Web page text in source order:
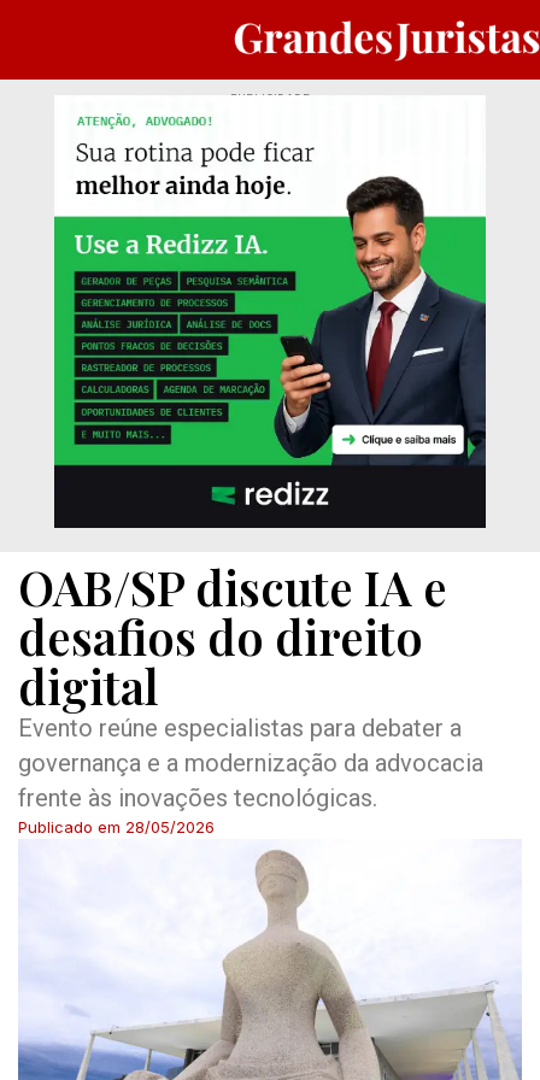
PUBLICIDADE
OAB/SP discute IA e
desafios do direito
digital
Evento reúne especialistas para debater a
governança e a modernização da advocacia
frente às inovações tecnológicas.
Publicado em 28/05/2026